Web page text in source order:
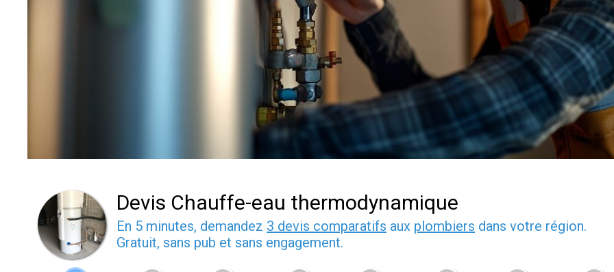
Devis Chauffe-eau thermodynamique
En 5 minutes, demandez 3 devis comparatifs aux plombiers dans votre région.
Gratuit, sans pub et sans engagement.